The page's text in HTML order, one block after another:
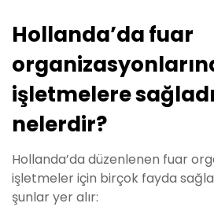
Hollanda’da fuar
işletmelere
nelerdir?
Hollanda’da düzenlenen fuar
işletmeler için birçok fayda
şunlar yer alır: